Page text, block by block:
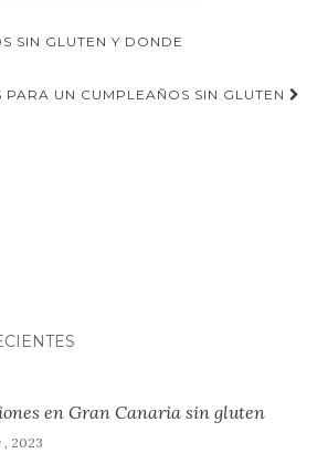
SIN GLUTEN Y DONDE
PARA UN CUMPLEAÑOS SIN GLUTEN
en Gran Canaria sin gluten
, 2023